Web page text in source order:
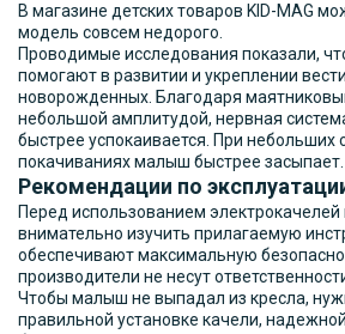
В магазине детских товаров KID-MAG
модель совсем недорого.
Проводимые исследования показали,
помогают в развитии и укреплении
новорожденных. Благодаря
небольшой амплитудой, нервная
быстрее успокаивается. При небольших
покачиваниях малыш быстрее засыпает.
Рекомендации по
Перед использованием
внимательно изучить прилагаемую
обеспечивают максимальную
производители не несут
Чтобы малыш не выпадал из кресла,
правильной установке качели,